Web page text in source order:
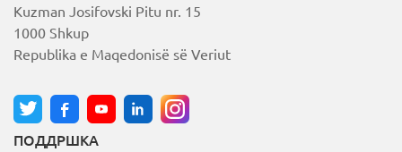
t
i
v
e
Kuzman Josifovski Pitu nr. 15
1000 Shkup
Republika e Maqedonisë së Veriut
ПОДДРШКА